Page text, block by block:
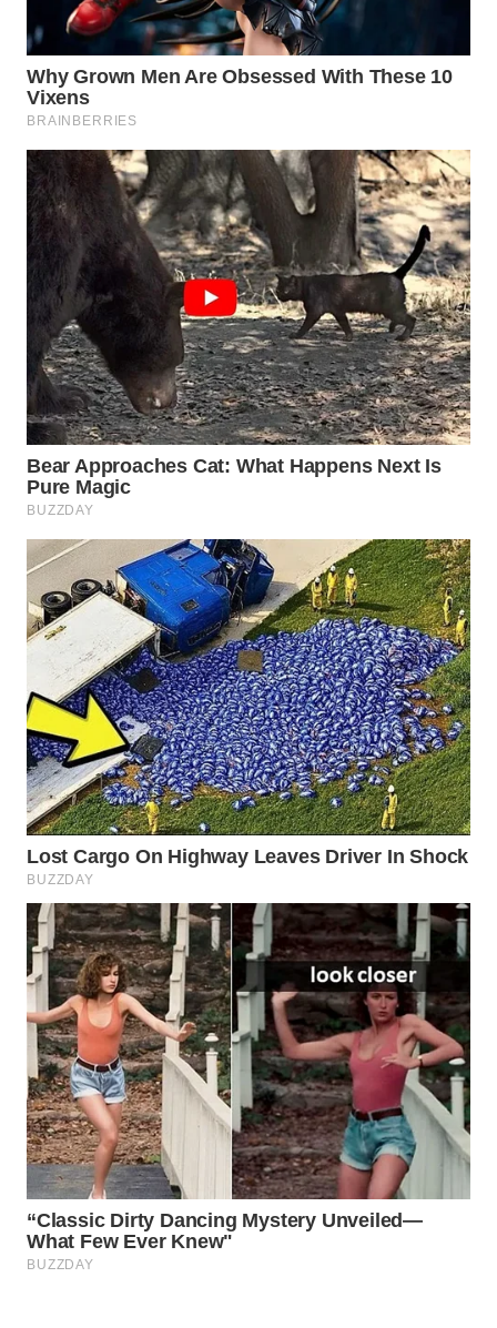
Wahana
Media
Group
NEWS
WAHANA
TANI
WAHANA
ADVOKAT
WAHANA
INFRASTRUKTUR
WAHANA
KONSUMEN
WAHANA
LISTRIK
WAHANA
TRAVEL
WAHANA
TV
WAHANANEWS
ID
WAHANANEWS
CO ID
WAHANANEWS
NET
WAHANA
SPORT
WAHANA
UMKM
WAHANA
SELEB